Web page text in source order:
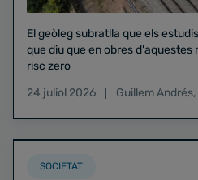
El geòleg subratlla que els
que diu que en obres
risc zero
24 juliol 2026
Guillem Andrés,
SOCIETAT